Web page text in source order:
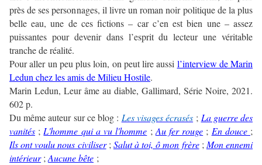
près de ses personnages, il livre un roman noir politique de la plus
belle eau, une de ces fictions – car c’en est bien une – assez
puissantes pour devenir dans l’esprit du lecteur une véritable
tranche de réalité.
Pour aller un peu plus loin, on peut lire aussi l’interview de Marin
Ledun chez les amis de Milieu Hostile.
Marin Ledun, Leur âme au diable, Gallimard, Série Noire, 2021.
602 p.
Du même auteur sur ce blog : Les visages écrasés ; La guerre des
vanités ; L'homme qui a vu l'homme ; Au fer rouge ; En douce ;
Ils ont voulu nous civiliser; Salut à toi, ô mon frère; Mon ennemi
intérieur; Aucune bête ;